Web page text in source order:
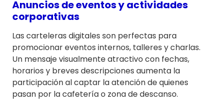
Anuncios de eventos y actividades
corporativas
Las carteleras digitales son perfectas para
promocionar eventos internos, talleres y charlas.
Un mensaje visualmente atractivo con fechas,
horarios y breves descripciones aumenta la
participación al captar la atención de quienes
pasan por la cafetería o zona de descanso.